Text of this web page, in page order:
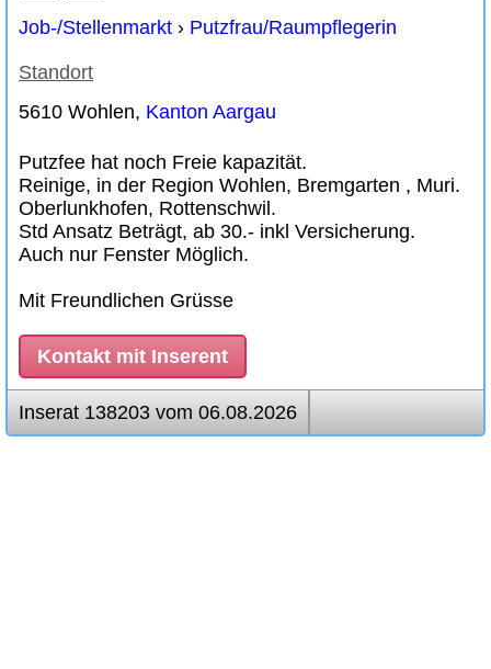
Job-/Stellenmarkt › Putzfrau/Raumpflegerin
Standort
5610 Wohlen, Kanton Aargau
Putzfee hat noch Freie kapazität.
Reinige, in der Region Wohlen, Bremgarten , Muri.
Oberlunkhofen, Rottenschwil.
Std Ansatz Beträgt, ab 30.- inkl Versicherung.
Auch nur Fenster Möglich.
Mit Freundlichen Grüsse
Kontakt mit Inserent
Inserat 138203 vom 06.08.2026